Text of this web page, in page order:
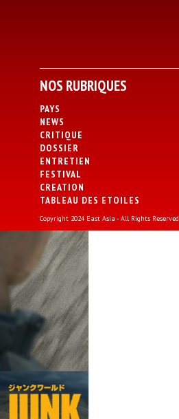
NOS RUBRIQUES
PAYS
NEWS
CRITIQUE
DOSSIER
ENTRETIEN
FESTIVAL
CREATION
TABLEAU DES ETOILES
Copyright 2024 East Asia - All Rights Reserved